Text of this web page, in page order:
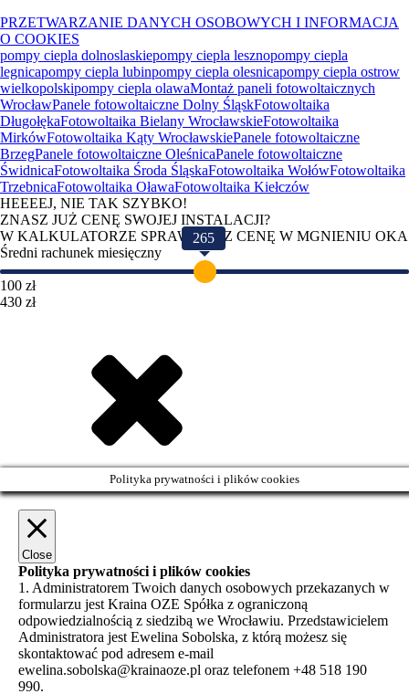
PRZETWARZANIE DANYCH OSOBOWYCH I INFORMACJA
O COOKIES
pompy ciepla dolnoslaskiepompy ciepla lesznopompy ciepla
legnicapompy ciepla lubinpompy ciepla olesnicapompy ciepla ostrow
wielkopolskipompy ciepla olawaMontaż paneli fotowoltaicznych
WrocławPanele fotowoltaiczne Dolny ŚląskFotowoltaika
DługołękaFotowoltaika Bielany WrocławskieFotowoltaika
MirkówFotowoltaika Kąty WrocławskiePanele fotowoltaiczne
BrzegPanele fotowoltaiczne OleśnicaPanele fotowoltaiczne
ŚwidnicaFotowoltaika Środa ŚląskaFotowoltaika WołówFotowoltaika
TrzebnicaFotowoltaika OławaFotowoltaika Kiełczów
HEEEEJ, NIE TAK SZYBKO!
ZNASZ JUŻ CENĘ SWOJEJ INSTALACJI?
W KALKULATORZE SPRAWDZISZ CENĘ W MGNIENIU OKA
Średni rachunek miesięczny
265
100 zł
430 zł
Polityka prywatności i plików cookies
Close
Polityka prywatności i plików cookies
1. Administratorem Twoich danych osobowych przekazanych w
formularzu jest Kraina OZE Spółka z ograniczoną
odpowiedzialnością z siedzibą we Wrocławiu. Przedstawicielem
Administratora jest Ewelina Sobolska, z którą możesz się
skontaktować pod adresem e-mail
ewelina.sobolska@krainaoze.pl oraz telefonem +48 518 190
990.